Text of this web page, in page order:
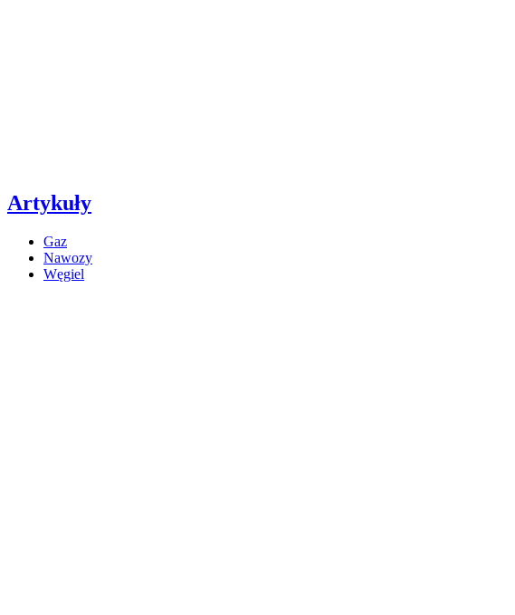
Artykuły
Gaz
Nawozy
Węgiel